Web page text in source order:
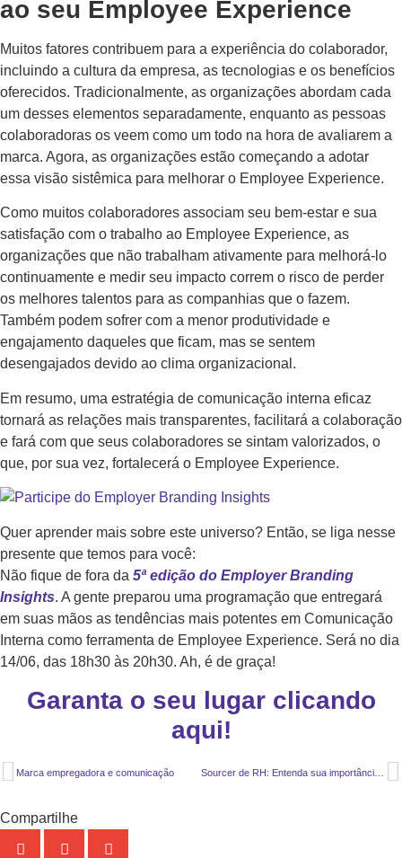
ao seu Employee Experience
Muitos fatores contribuem para a experiência do colaborador,
incluindo a cultura da empresa, as tecnologias e os benefícios
oferecidos. Tradicionalmente, as organizações abordam cada
um desses elementos separadamente, enquanto as pessoas
colaboradoras os veem como um todo na hora de avaliarem a
marca. Agora, as organizações estão começando a adotar
essa visão sistêmica para melhorar o Employee Experience.
Como muitos colaboradores associam seu bem-estar e sua
satisfação com o trabalho ao Employee Experience, as
organizações que não trabalham ativamente para melhorá-lo
continuamente e medir seu impacto correm o risco de perder
os melhores talentos para as companhias que o fazem.
Também podem sofrer com a menor produtividade e
engajamento daqueles que ficam, mas se sentem
desengajados devido ao clima organizacional.
Em resumo, uma estratégia de comunicação interna eficaz
tornará as relações mais transparentes, facilitará a colaboração
e fará com que seus colaboradores se sintam valorizados, o
que, por sua vez, fortalecerá o Employee Experience.
Quer aprender mais sobre este universo? Então, se liga nesse
presente que temos para você:
Não fique de fora da 5ª edição do Employer Branding
Insights. A gente preparou uma programação que entregará
em suas mãos as tendências mais potentes em Comunicação
Interna como ferramenta de Employee Experience. Será no dia
14/06, das 18h30 às 20h30. Ah, é de graça!
Garanta o seu lugar clicando
aqui!
Marca empregadora e comunicação Sourcer de RH: Entenda sua importância na área
Compartilhe